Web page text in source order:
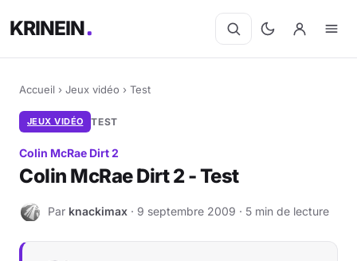
KRINEIN
Accueil › Jeux vidéo › Test
JEUX VIDÉO TEST
Colin McRae Dirt 2
Colin McRae Dirt 2 - Test
K Par knackimax · 9 septembre 2009 · 5 min de lecture